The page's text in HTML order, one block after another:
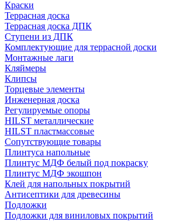
Краски
Террасная доска
Террасная доска ДПК
Ступени из ДПК
Комплектующие для террасной доски
Монтажные лаги
Кляймеры
Клипсы
Торцевые элементы
Инженерная доска
Регулируемые опоры
HILST металлические
HILST пластмассовые
Сопутствующие товары
Плинтуса напольные
Плинтус МДФ белый под покраску
Плинтус МДФ экошпон
Клей для напольных покрытий
Антисептики для древесины
Подложки
Подложки для виниловых покрытий